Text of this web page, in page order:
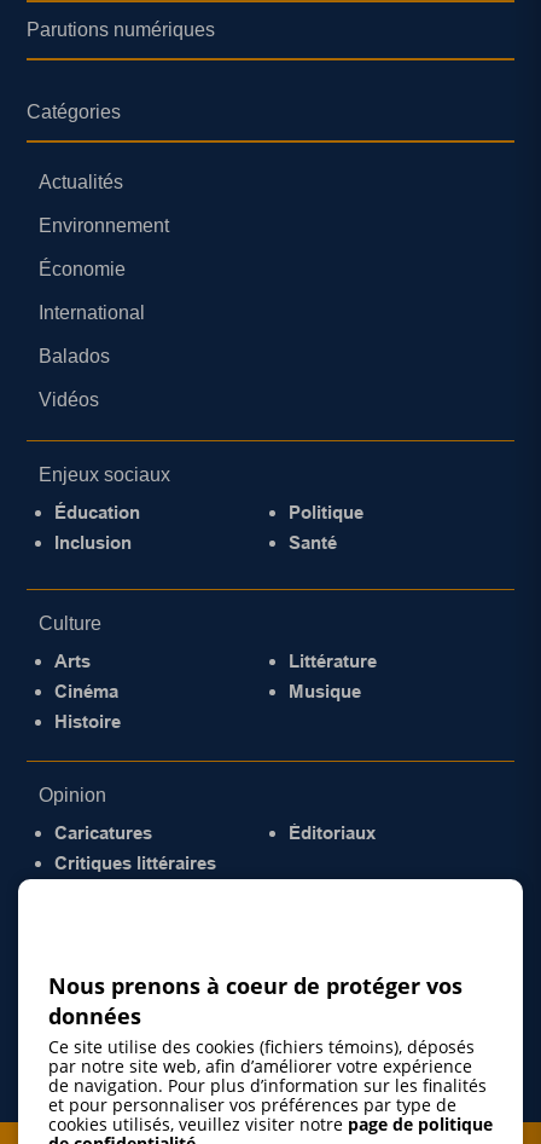
Parutions numériques
Catégories
Actualités
Environnement
Économie
International
Balados
Vidéos
Enjeux sociaux
Éducation
Inclusion
Politique
Santé
Culture
Arts
Cinéma
Histoire
Littérature
Musique
Opinion
Caricatures
Critiques littéraires
Éditoriaux
Nous prenons à coeur de protéger vos
données
Ce site utilise des cookies (fichiers témoins), déposés
par notre site web, afin d’améliorer votre expérience
de navigation. Pour plus d’information sur les finalités
et pour personnaliser vos préférences par type de
cookies utilisés, veuillez visiter notre page de politique